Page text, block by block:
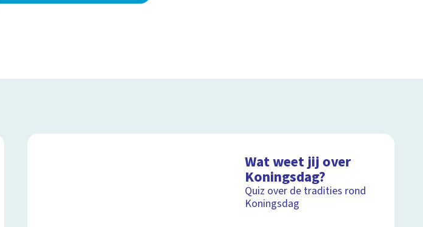
Wat weet jij over
Koningsdag?
Quiz over de tradities rond
Koningsdag